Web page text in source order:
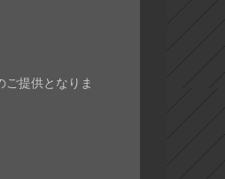
提供となりま